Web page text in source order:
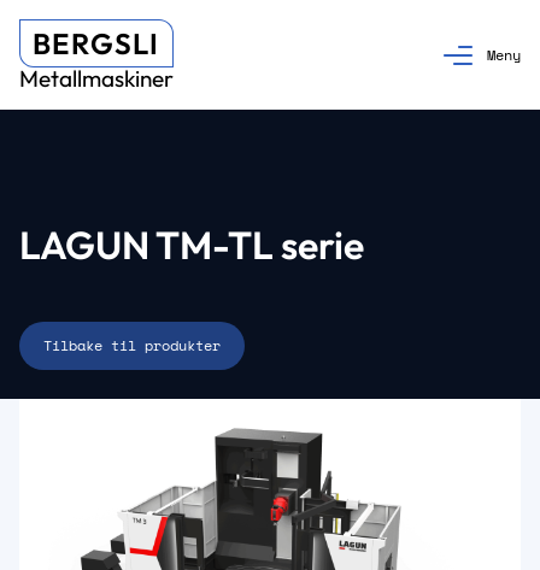
BERGSLI
Metallmaskiner
LAGUN TM-TL serie
Tilbake til produkter